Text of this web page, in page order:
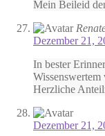
Mein Beileid
Dezember 21,
In bester
Herzliche
Dezember 21,